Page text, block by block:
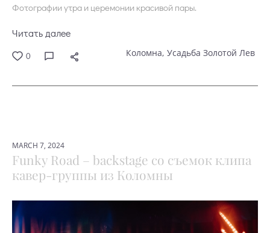
0 Коломна Усадьба Золотой Лев
Фотографии утра и церемонии красивой пары.
Читать далее
MARCH 7, 2024
Funky Road – backstage со съемок клипа
кавер-группы из Коломны